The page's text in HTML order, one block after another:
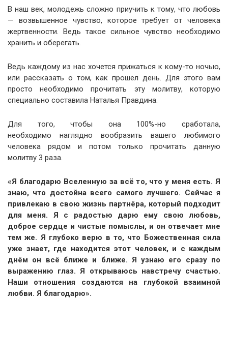
В наш век, молодежь сложно приучить к тому, что любовь
— возвышенное чувство, которое требует от человека
жертвенности. Ведь такое сильное чувство необходимо
хранить и оберегать.
Ведь каждому из нас хочется прижаться к кому-то ночью,
или рассказать о том, как прошел день. Для этого вам
просто необходимо прочитать эту молитву, которую
специально составила Наталья Правдина.
Для того, чтобы она 100%-но сработала,
необходимо наглядно вообразить вашего любимого
человека рядом и потом только прочитать данную
молитву 3 раза.
«Я благодарю Вселенную за всё то, что у меня есть. Я
знаю, что достойна всего самого лучшего. Сейчас я
привлекаю в свою жизнь партнёра, который подходит
для меня. Я с радостью дарю ему свою любовь,
доброе сердце и чистые помыслы, и он отвечает мне
тем же. Я глубоко верю в то, что Божественная сила
уже знает, где находится этот человек, и с каждым
днём он всё ближе и ближе. Я узнаю его сразу по
выражению глаз. Я открываюсь навстречу счастью.
Наши отношения создаются на глубокой взаимной
любви. Я благодарю».